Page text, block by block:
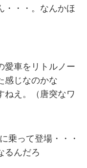
・・。なんかほ
愛車をリトルノー
感じなのかな
ねえ。（唐突なワ
乗って登場・・・
るんだろ